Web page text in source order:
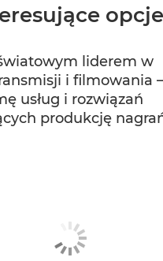
opcje
liderem w
i filmowania
usług i rozwiązań
produkcję